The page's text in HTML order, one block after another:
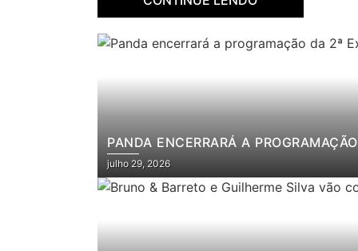
PANDA ENCERRARÁ A
julho 29, 2026